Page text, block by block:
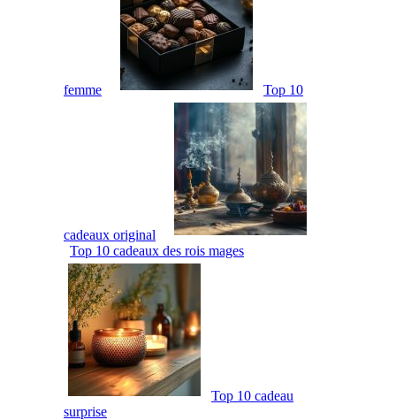
femme Top 10
cadeaux original
Top 10 cadeaux des rois mages
Top 10 cadeau
surprise